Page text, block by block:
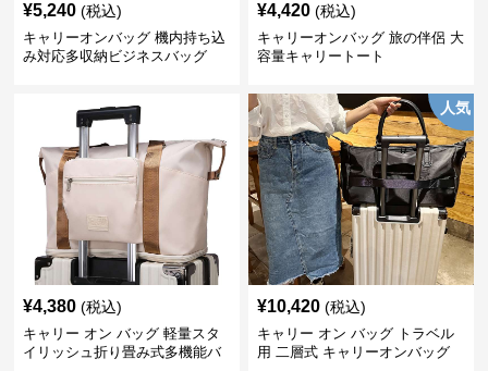
¥5,240 (税込)
キャリーオンバッグ 機内持ち込
み対応多収納ビジネスバッグ
¥4,420 (税込)
キャリーオンバッグ 旅の伴侶 大
容量キャリートート
¥4,380 (税込)
キャリー オン バッグ 軽量スタ
イリッシュ折り畳み式多機能バ
人気
¥10,420 (税込)
キャリー オン バッグ トラベル
用 二層式 キャリーオンバッグ